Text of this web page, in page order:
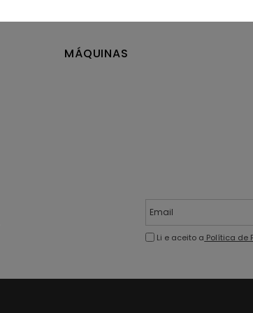
MÁQUINAS
Li e aceito a Política de